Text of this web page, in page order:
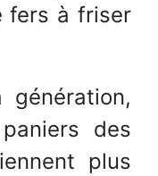
fers à friser
des
plus